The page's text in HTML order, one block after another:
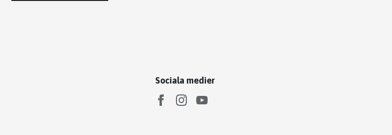
Sociala medier